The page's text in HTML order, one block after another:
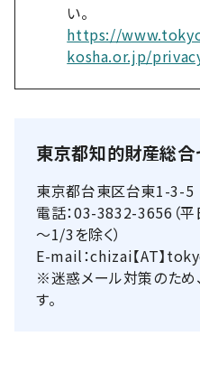
い。
https://
kosha.or.jp/
東京都知的財産総合
東京都台東区台東1-3-
電話：03-3832-3656（
～1/3を除く）
E-mail：chizai【AT】
※迷惑メール対策のため、
す。